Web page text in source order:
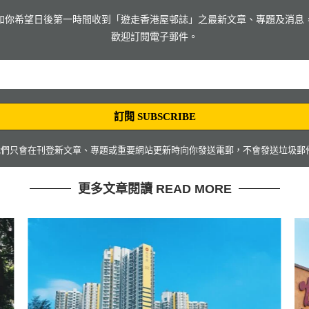
你希望日後第一時間收到「遊走香港屋邨誌」之最新文章、專題及消息
歡迎訂閱電子郵件。
只會在刊登新文章、專題或重要網站更新時向你發送電郵，不會發送垃圾郵
更多文章閱讀 READ MORE